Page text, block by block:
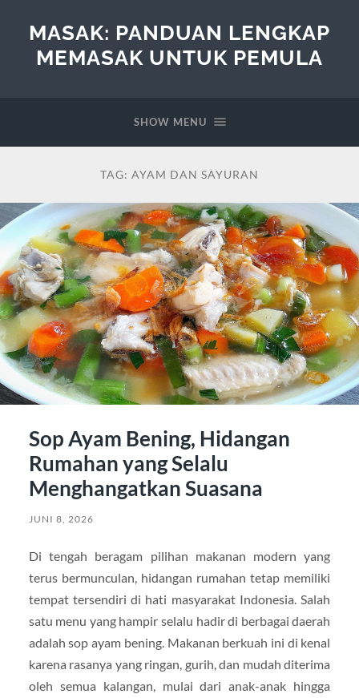
MASAK: PANDUAN LENGKAP
MEMASAK UNTUK PEMULA
SHOW MENU
TAG: AYAM DAN SAYURAN
Sop Ayam Bening, Hidangan
Rumahan yang Selalu
Menghangatkan Suasana
JUNI 8, 2026
Di tengah beragam pilihan makanan modern yang
terus bermunculan, hidangan rumahan tetap memiliki
tempat tersendiri di hati masyarakat Indonesia. Salah
satu menu yang hampir selalu hadir di berbagai daerah
adalah sop ayam bening. Makanan berkuah ini di kenal
karena rasanya yang ringan, gurih, dan mudah diterima
oleh semua kalangan, mulai dari anak-anak hingga